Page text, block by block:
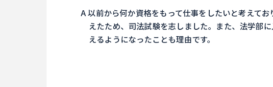
以前から何か資格をもって仕事をしたいと考えて
えたため、司法試験を志しました。また、法学部
えるようになったことも理由です。